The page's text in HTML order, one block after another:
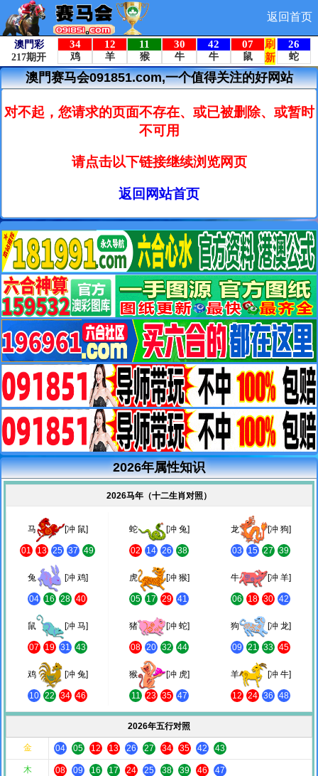
返回首页
澳門赛马会091851.com,一个值得关注的好网站
对不起，您请求的页面不存在、或已被删除、或暂时
不可用
请点击以下链接继续浏览网页
返回网站首页
2026年属性知识